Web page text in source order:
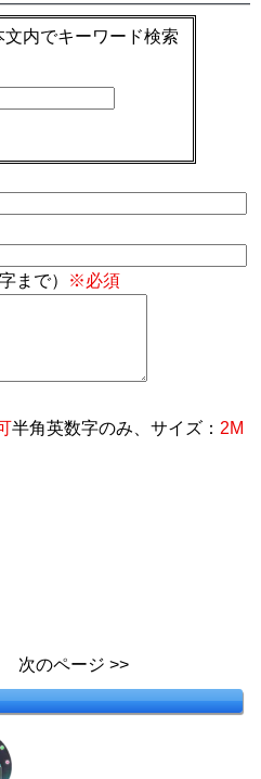
文内でキーワード検索
まで） ※必須
半角英数字のみ、サイズ： 2M
次のページ >>